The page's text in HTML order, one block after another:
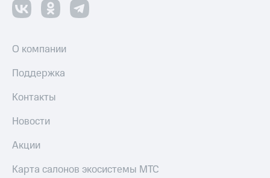
О компании
Поддержка
Контакты
Новости
Акции
Карта салонов экосистемы МТС